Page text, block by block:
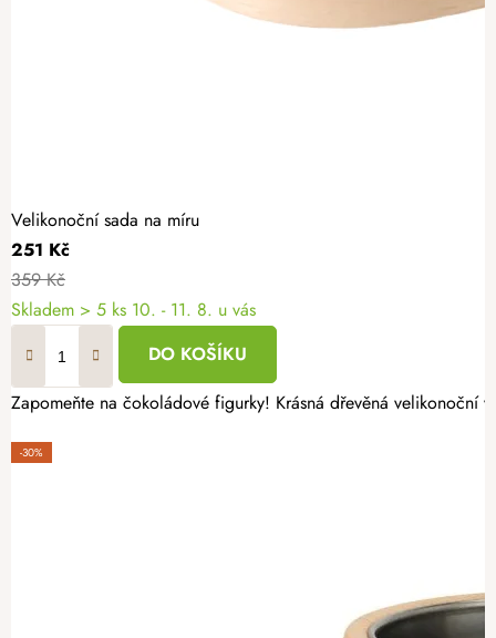
Velikonoční sada na míru
251 Kč
359 Kč
Skladem > 5 ks 10. - 11. 8. u vás
DO KOŠÍKU
Zapomeňte na čokoládové figurky! Krásná dřevěná velikonoční
-30%